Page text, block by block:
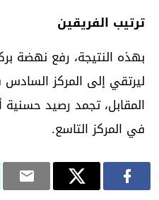
ترتيب الفريقين
ليرتقي إلى المركز
في المركز التاسع.